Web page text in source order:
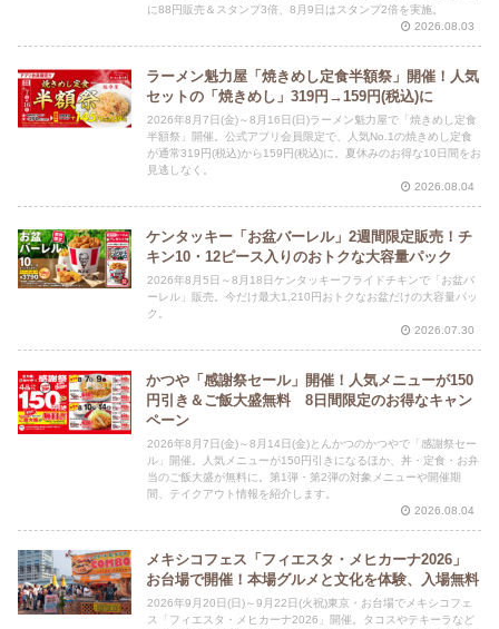
に88円販売＆スタンプ3倍、8月9日はスタンプ2倍を実施。
2026.08.03
ラーメン魁力屋「焼きめし定食半額祭」開催！人気
セットの「焼きめし」319円→159円(税込)に
2026年8月7日(金)～8月16日(日)ラーメン魁力屋で「焼きめし定食
半額祭」開催。公式アプリ会員限定で、人気No.1の焼きめし定食
が通常319円(税込)から159円(税込)に。夏休みのお得な10日間をお
見逃しなく。
2026.08.04
ケンタッキー「お盆バーレル」2週間限定販売！チ
キン10・12ピース入りのおトクな大容量パック
2026年8月5日～8月18日ケンタッキーフライドチキンで「お盆バ
ーレル」販売。今だけ最大1,210円おトクなお盆だけの大容量パッ
ク。
2026.07.30
かつや「感謝祭セール」開催！人気メニューが150
円引き＆ご飯大盛無料 8日間限定のお得なキャン
ペーン
2026年8月7日(金)～8月14日(金)とんかつのかつやで「感謝祭セー
ル」開催。人気メニューが150円引きになるほか、丼・定食・お弁
当のご飯大盛が無料に。第1弾・第2弾の対象メニューや開催期
間、テイクアウト情報を紹介します。
2026.08.04
メキシコフェス「フィエスタ・メヒカーナ2026」
お台場で開催！本場グルメと文化を体験、入場無料
2026年9月20日(日)～9月22日(火祝)東京・お台場でメキシコフェ
ス「フィエスタ・メヒカーナ2026」開催。タコスやテキーラなど